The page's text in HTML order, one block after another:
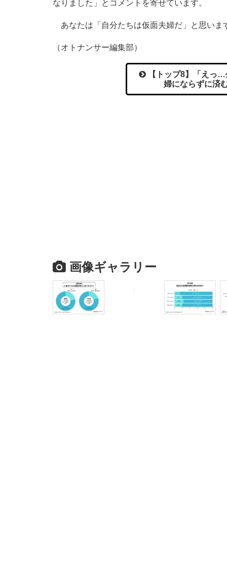
なりました」とコメントを寄せています。
あなたは「自分たちは仮面夫婦だ」と思い
（オトナンサー編集部）
【トップ8】「え
婦にならずに済
画像ギャラリー